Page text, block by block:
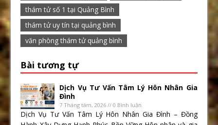
thám tử số 1 tại Quảng Bình
thám tử uy tín tại quảng bình
văn phòng thám tử quảng bình
Bài tương tự
Dịch Vụ Tư Vấn Tâm Lý Hôn Nhân Gia
Đình
7 Tháng tám, 2026 // 0 Bình luận
Dịch Vụ Tư Vấn Tâm Lý Hôn Nhân Gia Đình – Đồng